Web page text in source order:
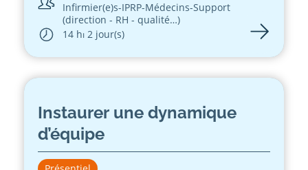
Infirmier(e)s-IPRP-Médecins-Support
(direction - RH - qualité…)
14 h⏐ 2 jour(s)
Instaurer une dynamique
d’équipe